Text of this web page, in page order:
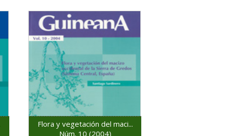
Flora y vegetación del maci...
Núm. 10 (2004)